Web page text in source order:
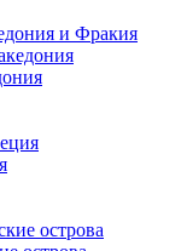
и Фракия
острова